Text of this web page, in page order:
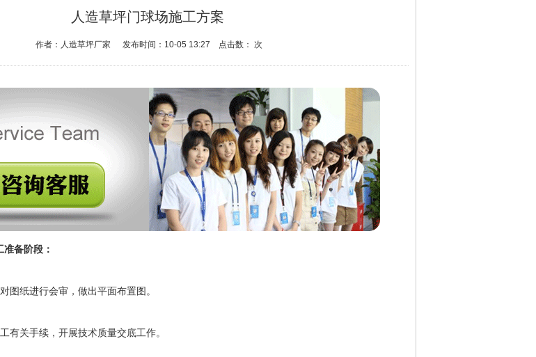
人造草坪门球场施工方案
作者：人造草坪厂家 发布时间：10-05 13:27 点击数： 次
备阶段：
纸进行会审，做出平面布置图。
关手续，开展技术质量交底工作。